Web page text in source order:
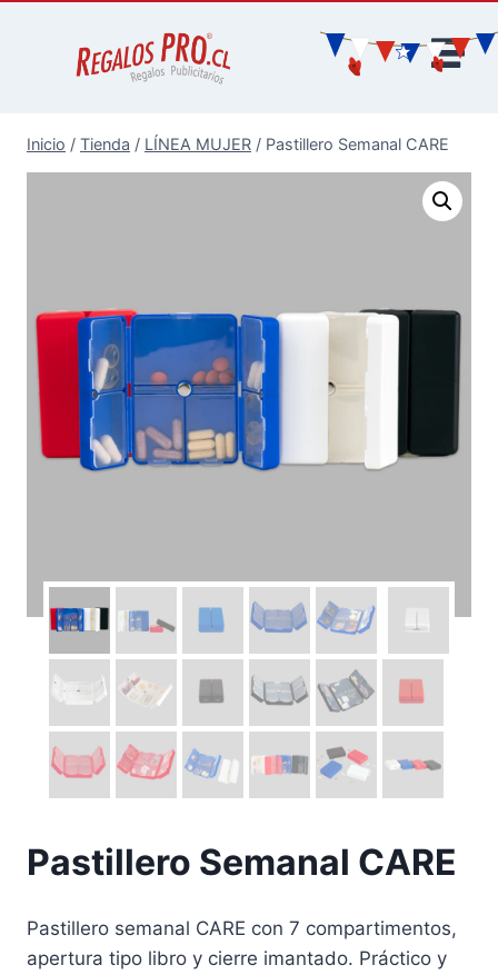
Inicio / Tienda / LÍNEA MUJER / Pastillero Semanal CARE
Pastillero Semanal CARE
Pastillero semanal CARE con 7 compartimentos,
apertura tipo libro y cierre imantado. Práctico y